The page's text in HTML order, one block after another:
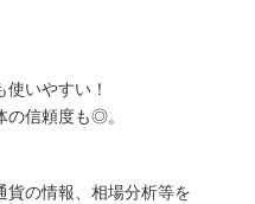
いやすい！
信頼度も◎。
貨の情報、相場分析等を